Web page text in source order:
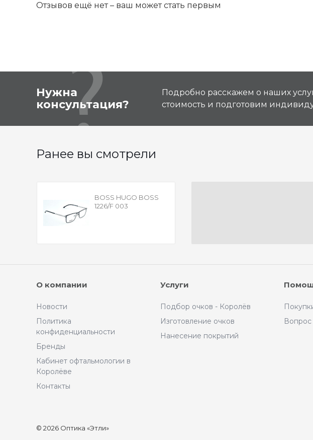
Отзывов ещё нет – ваш может стать первым
Нужна
консультация?
Подробно расскажем о наших
стоимость и подготовим
Ранее вы смотрели
BOSS HUGO BOSS
1226/F 003
О компании
Новости
Политика
конфиденциальности
Бренды
Кабинет офтальмологии в
Королёве
Контакты
Услуги
Подбор очков - Королёв
Изготовление очков
Нанесение покрытий
Вопрос
© 2026 Оптика «Этли»